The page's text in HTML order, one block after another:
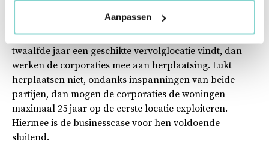
Aanpassen
woningen te zoeken. De woningen staan in beginsel 15
tot 20 jaar op de eerste locatie. Als de gemeente na het
twaalfde jaar een geschikte vervolglocatie vindt, dan
werken de corporaties mee aan herplaatsing. Lukt
herplaatsen niet, ondanks inspanningen van beide
partijen, dan mogen de corporaties de woningen
maximaal 25 jaar op de eerste locatie exploiteren.
Hiermee is de businesscase voor hen voldoende
sluitend.